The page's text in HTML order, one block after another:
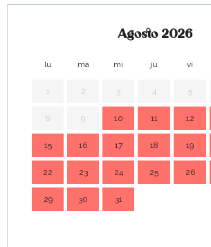
Agosto 2026
lu ma mi ju vi
1 2 3 4 5
8 9 10 11 12
15 16 17 18 19
22 23 24 25 26
29 30 31